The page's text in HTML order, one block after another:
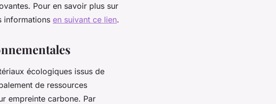
Pour en savoir plus sur
informations en suivant ce lien.
écologiques issus de
de ressources
empreinte carbone. Par